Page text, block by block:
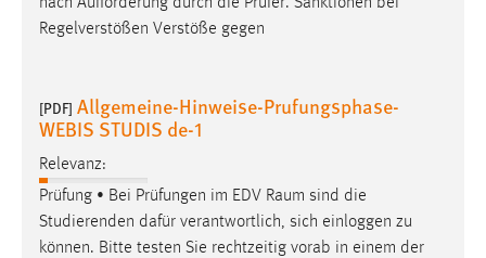
nach Aufforderung durch die Prüfer. Sanktionen bei
Regelverstößen Verstöße gegen
[PDF] Allgemeine-Hinweise-Prufungsphase-
WEBIS STUDIS de-1
Relevanz:
Prüfung • Bei Prüfungen im EDV Raum sind die
Studierenden dafür verantwortlich, sich einloggen zu
können. Bitte testen Sie rechtzeitig vorab in einem der
Name:
_fbp
Anbieter:
Facebook
Zweck: